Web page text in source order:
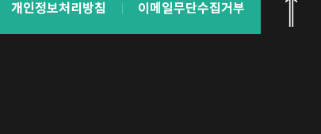
개인정보처리방침 이메일무단수집거부